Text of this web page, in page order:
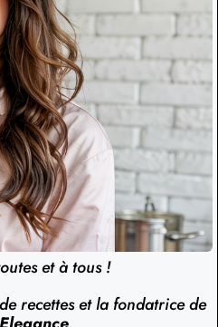
et à tous !
recettes et la fondatrice de